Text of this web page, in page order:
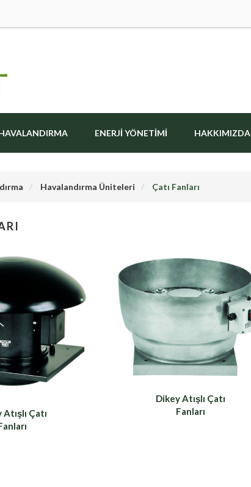
ENERJI YÖNETIMI HAKKIMIZDA
Havalandırma Üniteleri Çatı Fanları
Çatı
Dikey Atışlı Çatı
Fanları